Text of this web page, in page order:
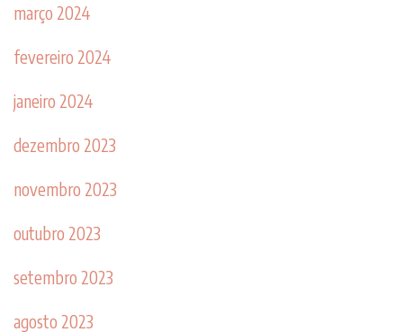
março 2024
fevereiro 2024
janeiro 2024
dezembro 2023
novembro 2023
outubro 2023
setembro 2023
agosto 2023